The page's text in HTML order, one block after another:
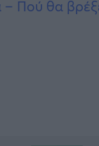
Πού θα